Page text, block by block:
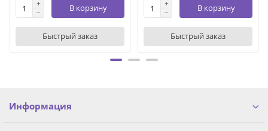
В корзину
Быстрый заказ
В корзину
Быстрый заказ
Информация